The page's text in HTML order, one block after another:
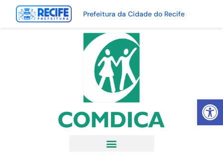
Abrir
Prefeitura da Cidade do Recife